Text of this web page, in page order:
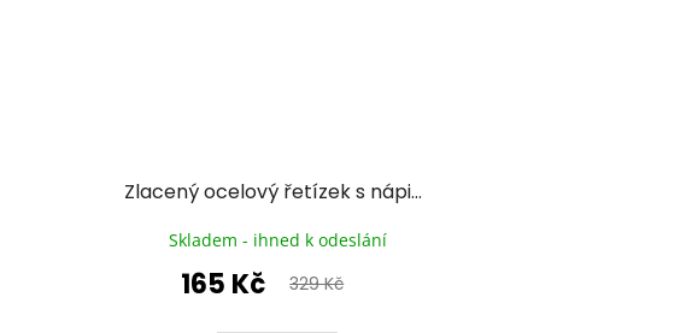
Zlacený ocelový řetízek s nápisem Forever
Skladem - ihned k odeslání
165 Kč 329 Kč